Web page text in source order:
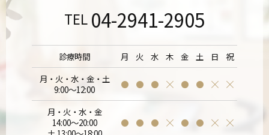
TEL 04-2941-2905
診療時間 月 火 水 木 金 土 日
祝
月・火・水・金・土
9:00～12:00
月・火・水・金
14:00～20:00